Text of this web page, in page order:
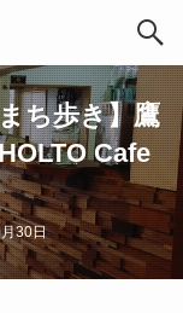
ち歩き】鷹
Cafe
30日